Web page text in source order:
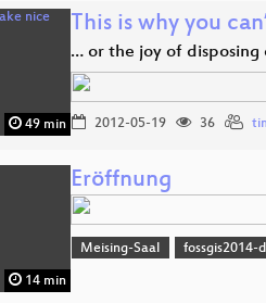
49 min
This is why you
… or the joy of
2012-05-19 36
14 min
Eröffnung
Meising-Saal fossgis2014-